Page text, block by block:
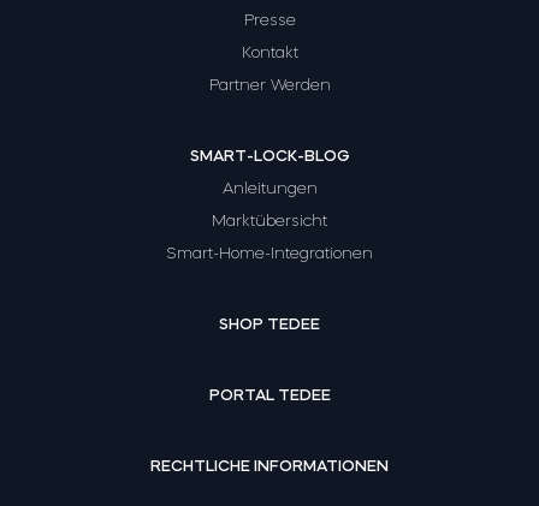
Presse
Kontakt
Partner Werden
SMART-LOCK-BLOG
Anleitungen
Marktübersicht
Smart-Home-Integrationen
SHOP TEDEE
PORTAL TEDEE
RECHTLICHE INFORMATIONEN